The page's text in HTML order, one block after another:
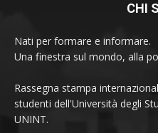
CHI
Nati per formare e informare.
Una finestra sul mondo, alla
Rassegna stampa
studenti dell'Università degli
UNINT.